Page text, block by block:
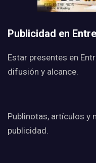
Publicidad en
Estar presentes en
difusión y alcance.
Publinotas, artículos y
publicidad.